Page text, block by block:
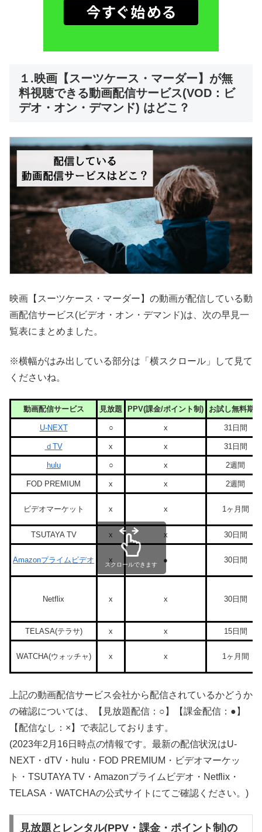
１.映画【スーツケース・マーダー】が無
料視聴できる動画配信サービス(VOD：ビ
デオ・オン・デマンド) はどこ？
映画【スーツケース・マーダー】の動画が配信している動
画配信サービス(ビデオ・オン・デマンド)は、次の早見一
覧表にまとめました。
※横幅がはみ出している部分は「横スクロール」して見て
くださいね。
動画配信サービス 見放題 PPV(課金/ポイント制) お試し無料期間
U-NEXT ○ x 31日間
ｄTV x x 31日間
hulu ○ x 2週間
FOD PREMIUM x x 2週間
ビデオマーケット x x 1ヶ月間
TSUTAYA TV x x 30日間
Amazonプライムビデオ x ● 30日間
Netflix x x 30日間
TELASA(テラサ) x x 15日間
WATCHA(ウォッチャ) x x 1ヶ月間
スクロールできます
上記の動画配信サービス会社から配信されているかどうか
の確認については、【見放題配信：○】【課金配信：●】
【配信なし：×】で表記しております。
(2023年2月16日時点の情報です。最新の配信状況はU-
NEXT・dTV・hulu・FOD PREMIUM・ビデオマーケッ
ト・TSUTAYA TV・Amazonプライムビデオ・Netflix・
TELASA・WATCHAの公式サイトにてご確認ください。)
見放題とレンタル(PPV・課金・ポイント制)の